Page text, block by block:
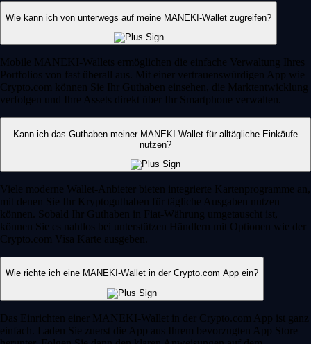
Wie kann ich von unterwegs auf meine MANEKI-Wallet zugreifen?
Mobile MANEKI-Wallets ermöglichen die einfache Verwaltung Ihres
Portfolios von fast überall aus. Mit einer vertrauenswürdigen App wie
Crypto.com können Sie Ihr Guthaben einsehen, die Marktentwicklung
verfolgen und Ihre Assets direkt über Ihr Smartphone verwalten.
Kann ich das Guthaben meiner MANEKI-Wallet für alltägliche Einkäufe
nutzen?
Viele moderne Wallet-Anbieter bieten integrierte Kartenprogramme an,
mit denen Sie Ihr Kryptoguthaben für tägliche Ausgaben nutzen
können. Sobald Ihr Guthaben in Fiat-Währung umgetauscht ist,
können Sie es nahtlos bei unterstützen Händlern mit Optionen wie der
Crypto.com Visa Karte ausgeben.
Wie richte ich eine MANEKI-Wallet in der Crypto.com App ein?
Das Einrichten einer MANEKI-Wallet in der Crypto.com App ist ganz
einfach. Laden Sie zuerst die App aus Ihrem bevorzugten App Store